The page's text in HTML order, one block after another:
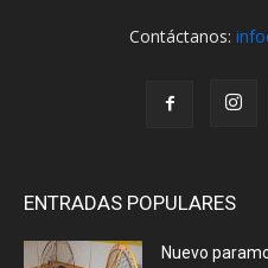
Contáctanos:
ENTRADAS POPULARES
Nuevo